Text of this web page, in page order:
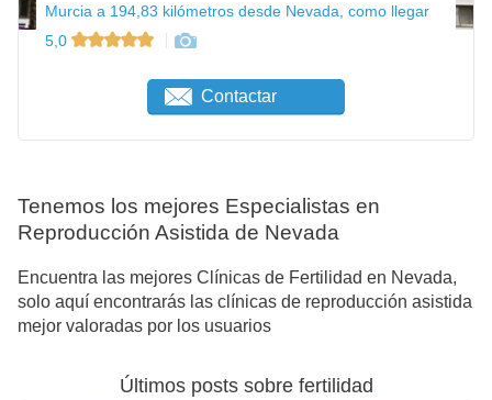
Murcia a 194,83 kilómetros desde Nevada, como llegar
5,0
Contactar
Tenemos los mejores Especialistas en
Reproducción Asistida de Nevada
Encuentra las mejores Clínicas de Fertilidad en Nevada,
solo aquí encontrarás las clínicas de reproducción asistida
mejor valoradas por los usuarios
Últimos posts sobre fertilidad